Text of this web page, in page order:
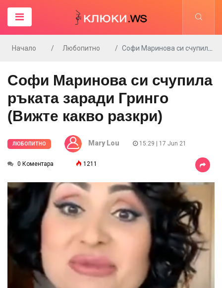
Начало Любопитно Софи Маринова си счупила ръката заради Гринго (Вижте какво разкри)
Софи Маринова си счупила
ръката заради Гринго
(Вижте какво разкри)
ЛЮБОПИТНО Mary Lou 15:29 | 17 Jun 21
0 Коментара 1211